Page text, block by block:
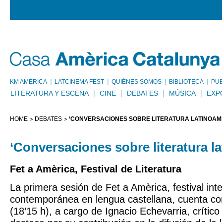
KM AMÈRICA LATCINEMA FEST QUIÉNES SOMOS BIBLIOTECA
LITERATURA Y ESCENA CINE DEBATES MÚSICA
HOME DEBATES ‘CONVERSACIONES SOBRE LITERATURA
‘Conversaciones sobre literatura
Fet a Amèrica, Festival de Literatura
La primera sesión de Fet a Amèrica, festival
contemporánea en lengua castellana, cuenta
(18’15 h), a cargo de Ignacio Echevarria,